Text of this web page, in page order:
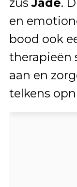
en
bood ook
therapieën
aan en
telkens